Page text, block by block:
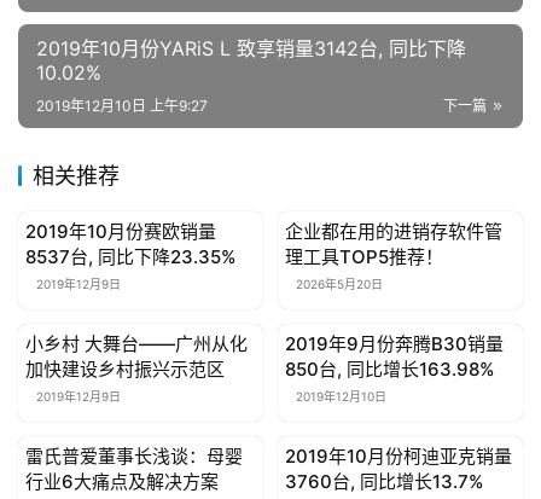
2019年10月份YARiS L 致享销量3142台, 同比下降
10.02%
下一篇
2019年12月10日 上午9:27
相关推荐
母婴亲子
2019年10月份赛欧销量
8537台, 同比下降23.35%
2019年12月9日
母婴亲子
企业都在用的进销存软件管
理工具TOP5推荐！
2026年5月20日
母婴亲子
小乡村 大舞台——广州从化
加快建设乡村振兴示范区
2019年12月9日
母婴亲子
2019年9月份奔腾B30销量
850台, 同比增长163.98%
2019年12月10日
母婴亲子
雷氏普爱董事长浅谈：母婴
行业6大痛点及解决方案
母婴亲子
2019年10月份柯迪亚克销量
3760台, 同比增长13.7%